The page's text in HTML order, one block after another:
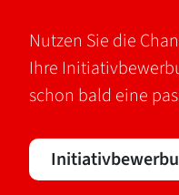
Nutzen Sie die
Ihre
schon bald eine